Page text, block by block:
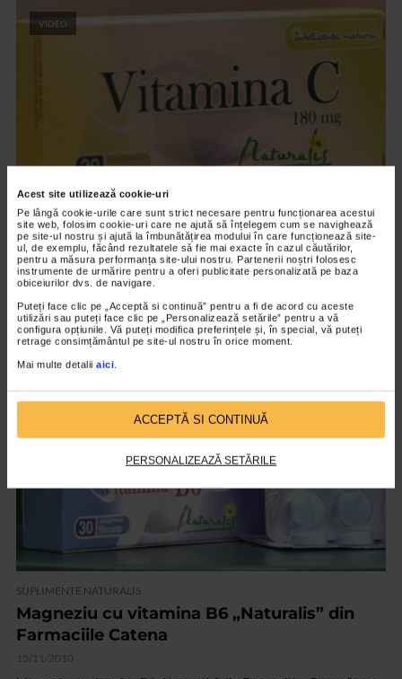
Acest site utilizează cookie-uri
Pe lângă cookie-urile care sunt strict necesare pentru funcționarea acestui
site web, folosim cookie-uri care ne ajută să înțelegem cum se navighează
pe site-ul nostru și ajută la îmbunătățirea modului în care funcționează site-
ul, de exemplu, făcând rezultatele să fie mai exacte în cazul căutărilor,
pentru a măsura performanța site-ului nostru. Partenerii noștri folosesc
instrumente de urmărire pentru a oferi publicitate personalizată pe baza
obiceiurilor dvs. de navigare.
Puteți face clic pe „Acceptă si continuă” pentru a fi de acord cu aceste
utilizări sau puteți face clic pe „Personalizează setările” pentru a vă
configura opțiunile. Vă puteți modifica preferințele și, în special, vă puteți
retrage consimțământul pe site-ul nostru în orice moment.
Mai multe detalii aici
ACCEPTĂ SI CONTINUĂ
PERSONALIZEAZĂ SETĂRILE
VIDEO
SUPLIMENTE NATURALIS
Vitamina C Naturalis
30/11/2010
numai in Farmaciile „Catena” sunt prezentate de Sofia Mirea,
farmacist- sef in Farmacia...
VIDEO
SUPLIMENTE NATURALIS
Magneziu cu vitamina B6 „Naturalis” din
Farmaciile Catena
15/11/2010